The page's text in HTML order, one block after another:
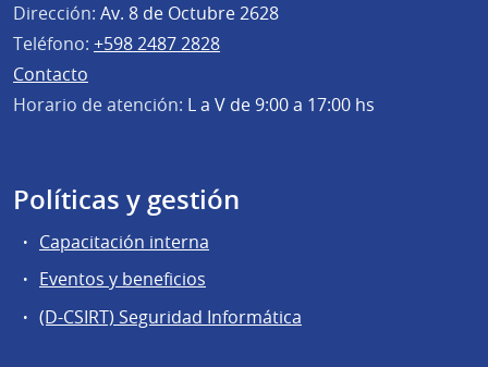
Dirección: Av. 8 de Octubre 2628
Teléfono: +598 2487 2828
Contacto
Horario de atención: L a V de 9:00 a 17:00 hs
Políticas y gestión
Capacitación interna
Eventos y beneficios
(D-CSIRT) Seguridad Informática